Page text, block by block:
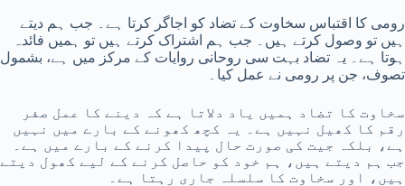
رومی کا اقتباس سخاوت کے تضاد کو اجاگر کرتا ہے۔ جب ہم دیتے
ہیں تو وصول کرتے ہیں۔ جب ہم اشتراک کرتے ہیں تو ہمیں فائدہ
ہوتا ہے۔ یہ تضاد بہت سی روحانی روایات کے مرکز میں ہے، بشمول
تصوف، جن پر رومی نے عمل کیا۔
سخاوت کا تضاد ہمیں یاد دلاتا ہے کہ دینے کا عمل صفر
رقم کا کھیل نہیں ہے۔ یہ کچھ کھونے کے بارے میں نہیں
ہے، بلکہ جیت کی صورت حال پیدا کرنے کے بارے میں ہے۔
جب ہم دیتے ہیں، ہم خود کو حاصل کرنے کے لیے کھول دیتے
ہیں، اور سخاوت کا سلسلہ جاری رہتا ہے۔